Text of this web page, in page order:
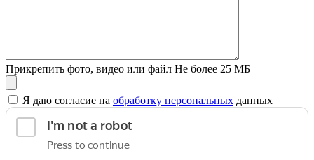
Прикрепить фото, видео или файл Не более 25 МБ
Я даю согласие на обработку персональных данных